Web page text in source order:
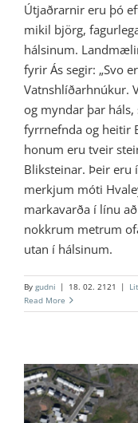
Útjaðrarnir eru þó
mikil björg,
hálsinum.
fyrir Ás segir: „Svo
Vatnshlíðarhnúkur.
og myndar þar
fyrrnefnda og heitir
honum eru tveir
Bliksteinar. Þeir eru
merkjum móti
markavarða í línu
nokkrum metrum
utan í hálsinum.
By gudni | 18. 02. 2121 |
Read More